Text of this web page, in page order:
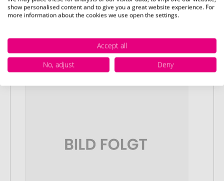
U ontvangt van ons een gratis
drukvoorbeeld met uw ontwerp. Zodra u
show personalised content and to give you a great website experience. For
more information about the cookies we use open the settings.
Accept all
No, adjust
Deny